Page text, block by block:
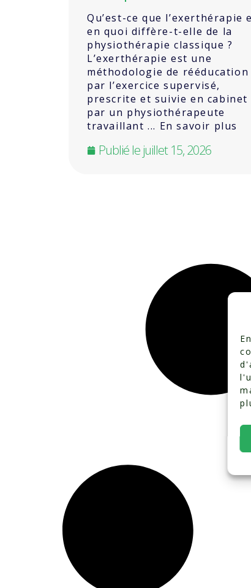
Qu’est-ce que l’exerthérapie
en quoi diffère-t-elle de la
physiothérapie classique ?
L’exerthérapie est une
méthodologie de rééducation
par l’exercice supervisé,
prescrite et suivie en cabinet
par un physiothérapeute
travaillant ... En savoir plus
Publié le juillet 15, 2026